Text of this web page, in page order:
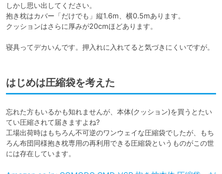
しかし思い出してください。
抱き枕はカバー「だけでも」縦1.6m、横0.5mあります。
クッションはさらに厚みが20cmほどあります。
寝具ってデカいんです。押入れに入れてると気づきにくいですが。
はじめは圧縮袋を考えた
忘れた方もいるかも知れませんが、本体(クッション)を買うとたい
てい圧縮されて届きますよね?
工場出荷時はもちろん不可逆のワンウェイな圧縮袋でしたが、もち
ろん布団同様抱き枕専用の再利用できる圧縮袋というものがこの世
には存在しています。